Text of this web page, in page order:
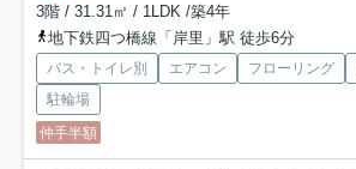
3階 / 31.31㎡ / 1LDK /築4年
地下鉄四つ橋線「岸里」駅 徒歩6分
バス・トイレ別 エアコン フローリング
駐輪場
仲手半額